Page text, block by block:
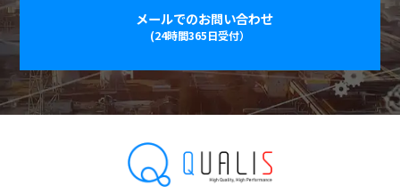
メールでのお問い合わせ
(24時間365日受付）